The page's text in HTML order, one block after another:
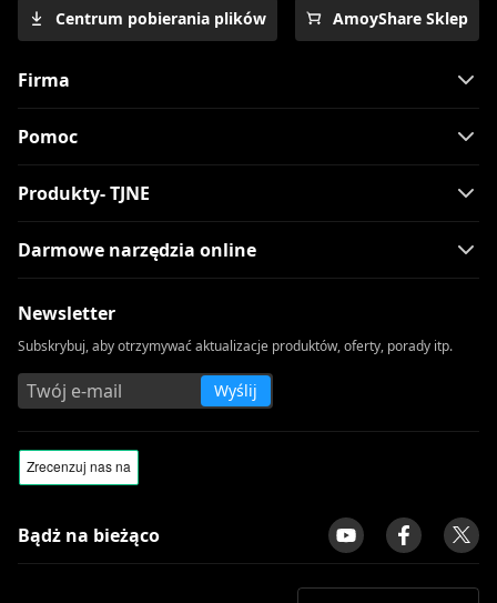
Centrum pobierania plików AmoyShare Sklep
Firma
Pomoc
Produkty- TJNE
Darmowe narzędzia online
Newsletter
Subskrybuj, aby otrzymywać aktualizacje produktów, oferty, porady itp.
Wyślij
Bądż na bieżąco